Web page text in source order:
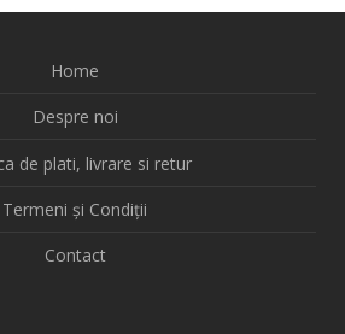
Home
Despre noi
de plati, livrare si retur
Termeni și Condiții
Contact